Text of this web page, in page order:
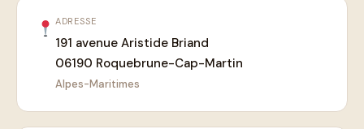
ADRESSE
191 avenue Aristide Briand
06190 Roquebrune-Cap-Martin
Alpes-Maritimes